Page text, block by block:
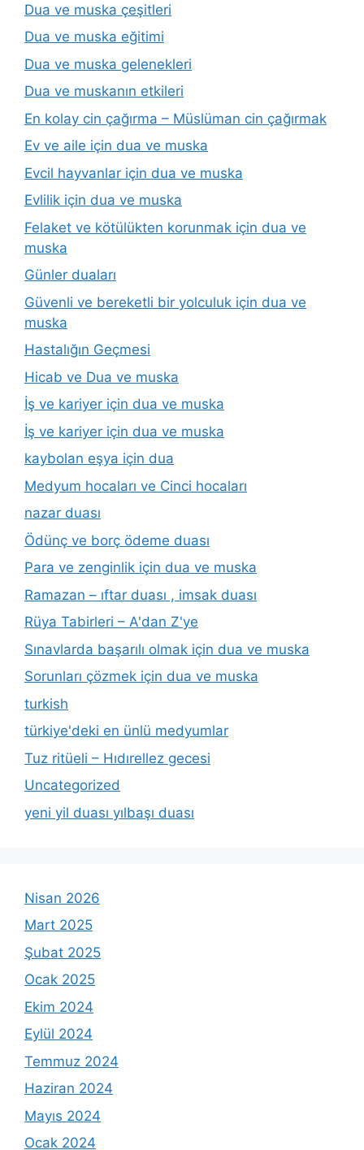
Dua ve muska çeşitleri
Dua ve muska eğitimi
Dua ve muska gelenekleri
Dua ve muskanın etkileri
En kolay cin çağırma – Müslüman cin çağırmak
Ev ve aile için dua ve muska
Evcil hayvanlar için dua ve muska
Evlilik için dua ve muska
Felaket ve kötülükten korunmak için dua ve
muska
Günler duaları
Güvenli ve bereketli bir yolculuk için dua ve
muska
Hastalığın Geçmesi
Hicab ve Dua ve muska
İş ve kariyer için dua ve muska
İş ve kariyer için dua ve muska
kaybolan eşya için dua
Medyum hocaları ve Cinci hocaları
nazar duası
Ödünç ve borç ödeme duası
Para ve zenginlik için dua ve muska
Ramazan – ıftar duası , imsak duası
Rüya Tabirleri – A'dan Z'ye
Sınavlarda başarılı olmak için dua ve muska
Sorunları çözmek için dua ve muska
turkish
türkiye'deki en ünlü medyumlar
Tuz ritüeli – Hıdırellez gecesi
Uncategorized
yeni yil duası yılbaşı duası
Nisan 2026
Mart 2025
Şubat 2025
Ocak 2025
Ekim 2024
Eylül 2024
Temmuz 2024
Haziran 2024
Mayıs 2024
Ocak 2024